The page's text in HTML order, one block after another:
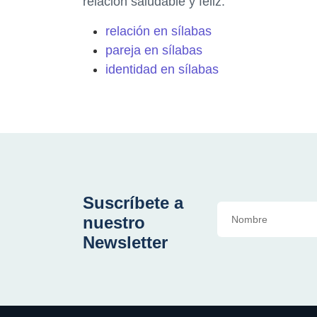
relación en sílabas
pareja en sílabas
identidad en sílabas
Suscríbete a
nuestro
Newsletter